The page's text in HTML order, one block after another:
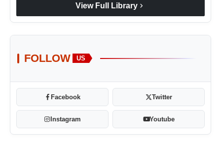
View Full Library chevron_right
FOLLOW US
Facebook Twitter
Instagram Youtube